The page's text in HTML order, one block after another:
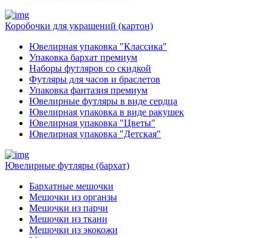
Коробочки для украшений (картон)
Ювелирная упаковка "Классика"
Упаковка бархат премиум
Наборы футляров со скидкой
Футляры для часов и браслетов
Упаковка фантазия премиум
Ювелирные футляры в виде сердца
Ювелирная упаковка в виде ракушек
Ювелирная упаковка "Цветы"
Ювелирная упаковка "Детская"
Ювелирные футляры (бархат)
Бархатные мешочки
Мешочки из органзы
Мешочки из парчи
Мешочки из ткани
Мешочки из экокожи